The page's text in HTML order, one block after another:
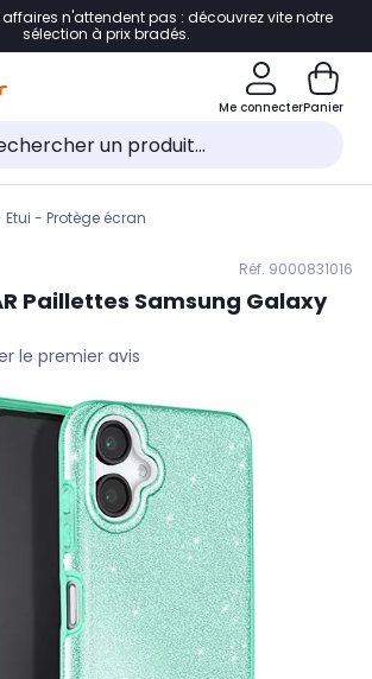
à la navigation
au pied de page
au chatbot
affaires n'attendent pas : découvrez vite notre
sélection à prix bradés.
Me connecterPanier
- Protège écran
Réf. 9000831016
Paillettes Samsung Galaxy
le premier avis